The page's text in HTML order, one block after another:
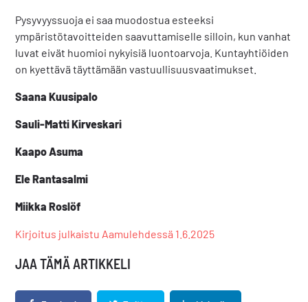
Pysyvyyssuoja ei saa muodostua esteeksi
ympäristötavoitteiden saavuttamiselle silloin, kun vanhat
luvat eivät huomioi nykyisiä luontoarvoja. Kuntayhtiöiden
on kyettävä täyttämään vastuullisuusvaatimukset.
Saana Kuusipalo
Sauli-Matti Kirveskari
Kaapo Asuma
Ele Rantasalmi
Miikka Roslöf
Kirjoitus julkaistu Aamulehdessä 1.6.2025
JAA TÄMÄ ARTIKKELI